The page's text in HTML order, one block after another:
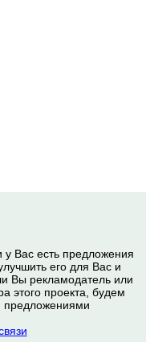
Вас есть предложения
его для Вас и
Вы рекламодатель или
этого проекта, будем
предложениями